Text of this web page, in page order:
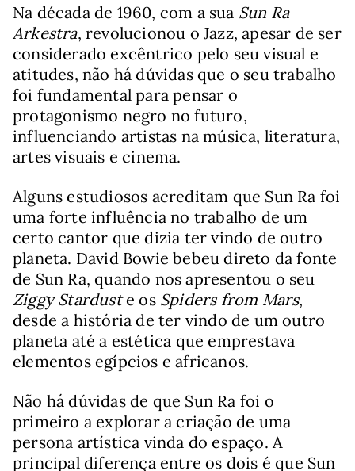
Na década de 1960, com a sua Sun Ra
Arkestra, revolucionou o Jazz, apesar de ser
considerado excêntrico pelo seu visual e
atitudes, não há dúvidas que o seu trabalho
foi fundamental para pensar o
protagonismo negro no futuro,
influenciando artistas na música, literatura,
artes visuais e cinema.
Alguns estudiosos acreditam que Sun Ra foi
uma forte influência no trabalho de um
certo cantor que dizia ter vindo de outro
planeta. David Bowie bebeu direto da fonte
de Sun Ra, quando nos apresentou o seu
Ziggy Starduste os Spiders from Mars,
desde a história de ter vindo de um outro
planeta até a estética que emprestava
elementos egípcios e africanos.
Não há dúvidas de que Sun Ra foi o
primeiro a explorar a criação de uma
persona artística vinda do espaço. A
principal diferença entre os dois é que Sun